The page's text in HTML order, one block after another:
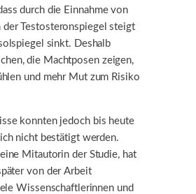
durch die Einnahme von
der Testosteronspiegel steigt
sinkt. Deshalb
die Machtposen zeigen,
und mehr Mut zum Risiko
konnten jedoch bis heute
nicht bestätigt werden.
eine Mitautorin der Studie, hat
von der Arbeit
Wissenschaftlerinnen und